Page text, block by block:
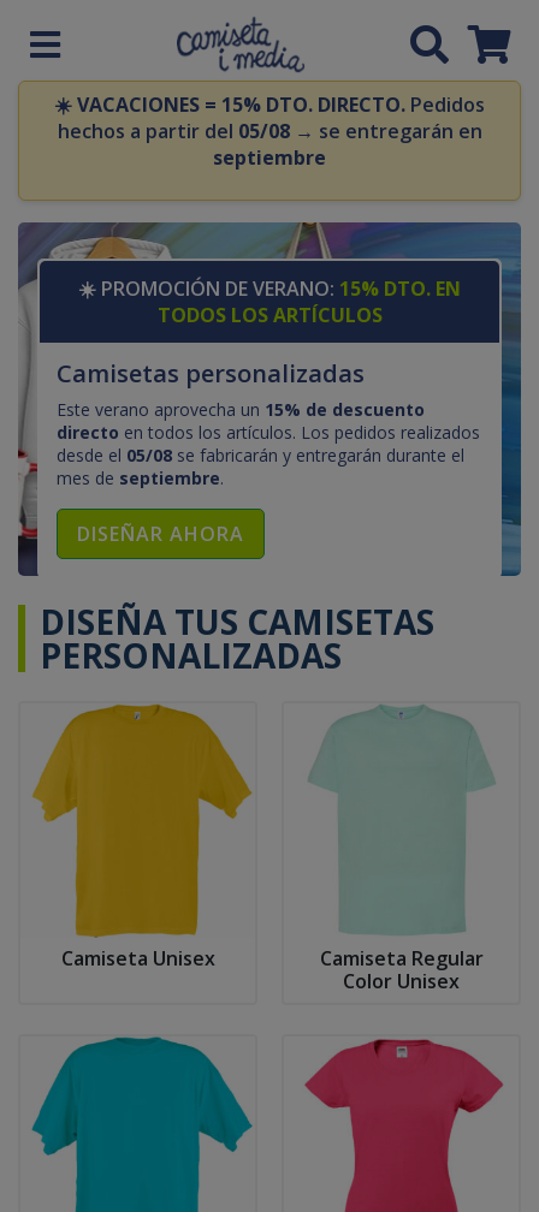
☀️VACACIONES = 15% DTO. DIRECTO. Pedidos
hechos a partir del 05/08→ se entregarán en
septiembre
☀️ PROMOCIÓN DE VERANO: 15% DTO. EN
TODOS LOS ARTÍCULOS
Camisetas personalizadas
Este verano aprovecha un 15% de descuento
directo en todos los artículos. Los pedidos realizados
desde el 05/08se fabricarán y entregarán durante el
mes de septiembre.
DISEÑAR AHORA
DISEÑA TUS CAMISETAS
PERSONALIZADAS
Camiseta Unisex
Camiseta Regular
Color Unisex